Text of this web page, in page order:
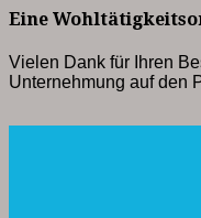
Eine
Vielen Dank für Ihren
Unternehmung auf den